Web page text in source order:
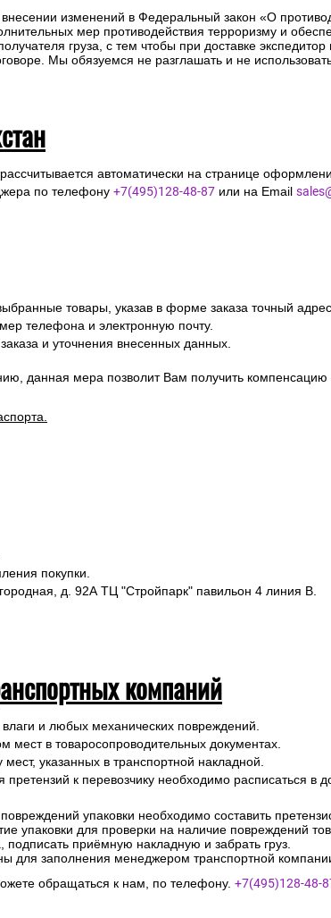
изменений в Федеральный закон «О
мер противодействия терроризму и
груза, с тем чтобы при доставке
Мы обязуемся не разглашать и не
автоматически на странице
по телефону +7(495)128-48-87 или на Email
товары, указав в форме заказа точный адрес
телефона и электронную почту.
и уточнения внесенных данных.
данная мера позволит Вам получить
покупки.
д. 92А ТЦ "Стройпарк" павильон 4 линия В.
компаний
и любых механических повреждений.
мест в товаросопроводительных документах.
указанных в транспортной накладной.
к перевозчику необходимо расписаться в
упаковки необходимо составить
упаковки для проверки на наличие повреждений
приёмную накладную и забрать груз.
для заполнения менеджером транспортной
обращаться к нам, по телефону. +7(495)128-48-